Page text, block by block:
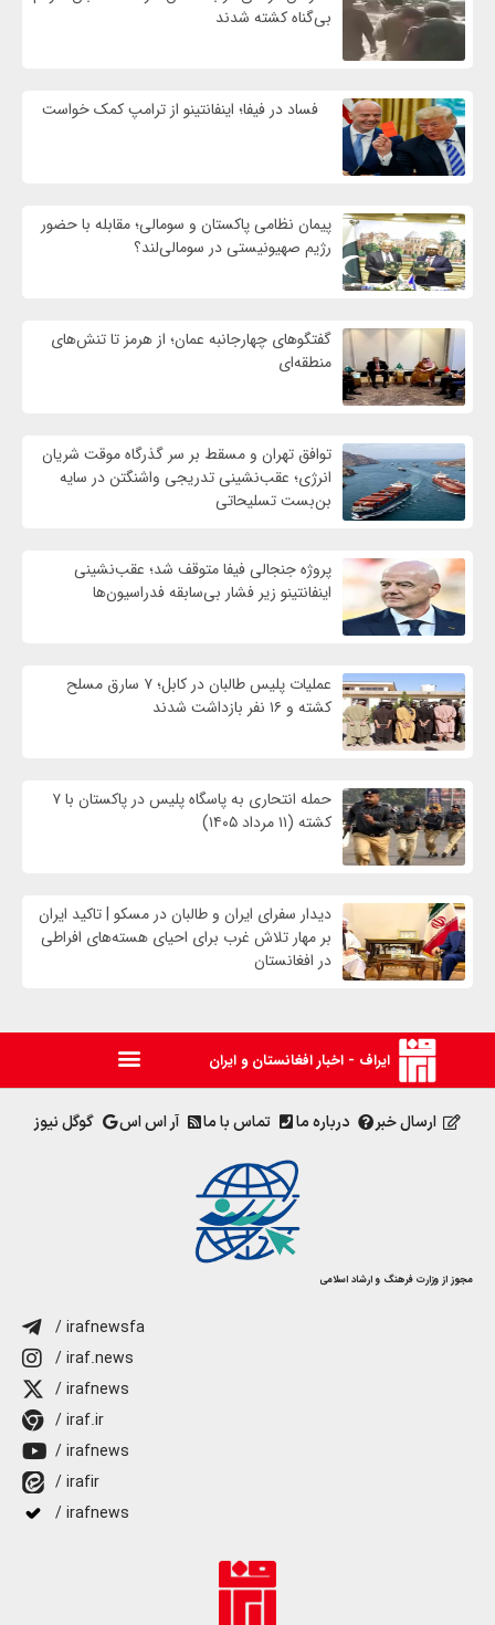
بی‌گناه کشته شدند
فساد در فیفا؛ اینفانتینو از ترامپ کمک خواست
پیمان نظامی پاکستان و سومالی؛ مقابله با حضور
رژيم صهیونیستی در سومالی‌لند؟
گفتگوهای چهارجانبه عمان؛ از هرمز تا تنش‌های
منطقه‌ای
توافق تهران و مسقط بر سر گذرگاه موقت شریان
انرژی؛ عقب‌نشینی تدریجی واشنگتن در سایه
بن‌بست تسلیحاتی
پروژه جنجالی فیفا متوقف شد؛ عقب‌نشینی
اینفانتینو زیر فشار بی‌سابقه فدراسیون‌ها
عملیات پلیس طالبان در کابل؛ ۷ سارق مسلح
کشته و ۱۶ نفر بازداشت شدند
حمله انتحاری به پاسگاه پلیس در پاکستان با ۷
کشته (۱۱ مرداد ۱۴۰۵)
دیدار سفرای ایران و طالبان در مسکو | تاکید ایران
بر مهار تلاش‌ غرب برای احیای هسته‌های افراطی
در افغانستان
ایراف - اخبار افغانستان و ایران
ارسال خبر درباره ما تماس با ما آر اس اس گوگل نیوز
مجوز از وزارت فرهنگ و ارشاد اسلامی
/ irafnewsfa
/ iraf.news
/ irafnews
/ iraf.ir
/ irafnews
/ irafir
/ irafnews